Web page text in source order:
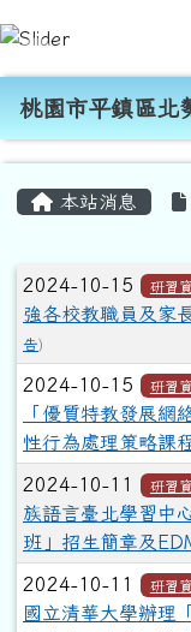
跳至主內容區
桃園市平鎮
導覽列
桃園市平鎮區北
本站消息
文章列表
2024-10-15 研習
強各校教職員及家
告)
2024-10-15 研習
「優質特教發展網
性行為處理策略課
2024-10-11 研習
族語言臺北學習中
班」招生簡章及
2024-10-11 研習
國立清華大學辦理